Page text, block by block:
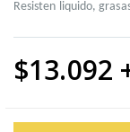
Resisten liquido,
$13.092